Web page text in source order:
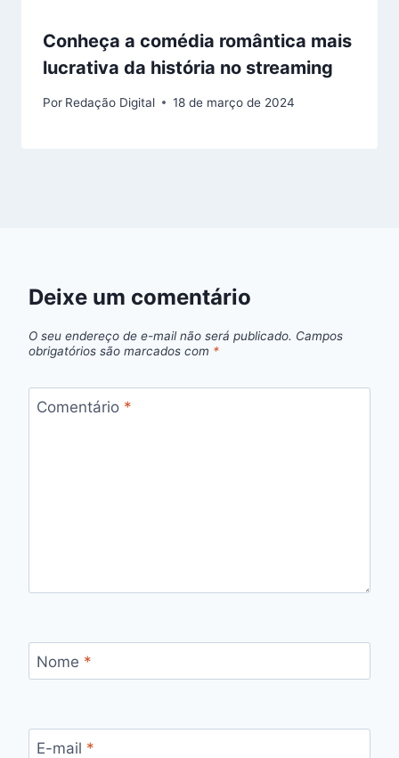
Conheça a comédia romântica mais
lucrativa da história no streaming
Por Redação Digital 18 de março de 2024
Deixe um comentário
O seu endereço de e-mail não será publicado. Campos
obrigatórios são marcados com *
Comentário *
Nome *
E-mail *